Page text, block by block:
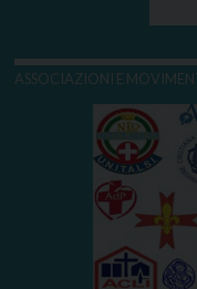
ASSOCIAZIONI E